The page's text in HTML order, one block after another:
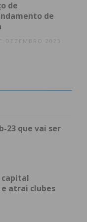
público a 18 de
ténis para
com
do
de
de
DEZEMBRO 2023
23 que vai ser
atrai clubes